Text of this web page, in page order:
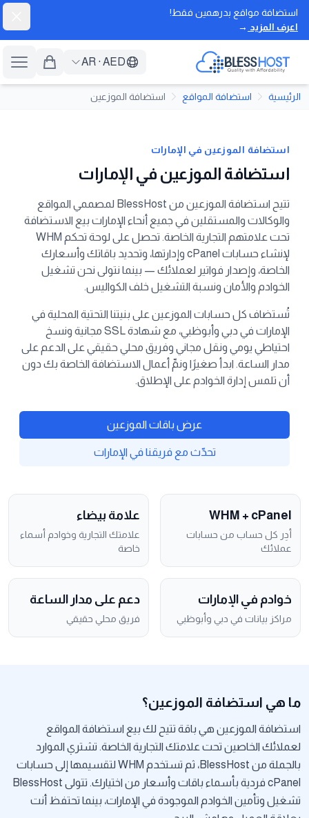
استضافة مواقع بدرهمين فقط!
اعرف المزيد →
BlessHost
AR · AED
فتح
الرئيسية استضافة المواقع استضافة الموزعين
استضافة الموزعين في الإمارات
استضافة الموزعين في الإمارات
تتيح استضافة الموزعين من BlessHost لمصممي المواقع
والوكالات والمستقلين في جميع أنحاء الإمارات بيع الاستضافة
تحت علامتهم التجارية الخاصة. تحصل على لوحة تحكم WHM
لإنشاء حسابات cPanel وإدارتها، وتحديد باقاتك وأسعارك
الخاصة، وإصدار فواتير لعملائك — بينما نتولى نحن تشغيل
الخوادم والأمان ونسبة التشغيل خلف الكواليس.
تُستضاف كل حسابات الموزعين على بنيتنا التحتية المحلية في
الإمارات في دبي وأبوظبي، مع شهادة SSL مجانية ونسخ
احتياطي يومي ونقل مجاني وفريق محلي حقيقي على الدعم على
مدار الساعة. ابدأ صغيرًا ونمِّ أعمال الاستضافة الخاصة بك دون
أن تلمس إدارة الخوادم على الإطلاق.
عرض باقات الموزعين
تحدّث مع فريقنا في الإمارات
WHM + cPanel
أدِر كل حساب من حسابات
عملائك
علامة بيضاء
علامتك التجارية وخوادم أسماء
خاصة
خوادم في الإمارات
مراكز بيانات في دبي وأبوظبي
دعم على مدار الساعة
فريق محلي حقيقي
ما هي استضافة الموزعين؟
استضافة الموزعين هي باقة تتيح لك بيع استضافة المواقع
لعملائك الخاصين تحت علامتك التجارية الخاصة. تشتري الموارد
بالجملة من BlessHost، ثم تستخدم WHM لتقسيمها إلى حسابات
cPanel فردية بأسماء باقات وأسعار من اختيارك. تتولى BlessHost
تشغيل وتأمين الخوادم الموجودة في الإمارات، بينما تحتفظ أنت